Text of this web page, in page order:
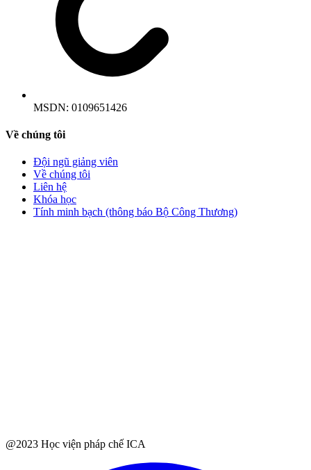
MSDN: 0109651426
Về chúng tôi
Đội ngũ giảng viên
Về chúng tôi
Liên hệ
Khóa học
Tính minh bạch (thông báo Bộ Công Thương)
@2023 Học viện pháp chế ICA